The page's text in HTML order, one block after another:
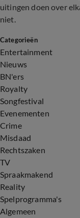
uitingen doen over
niet.
Categorieën
Entertainment
Nieuws
BN'ers
Royalty
Songfestival
Evenementen
Crime
Misdaad
Rechtszaken
TV
Spraakmakend
Reality
Spelprogramma's
Algemeen